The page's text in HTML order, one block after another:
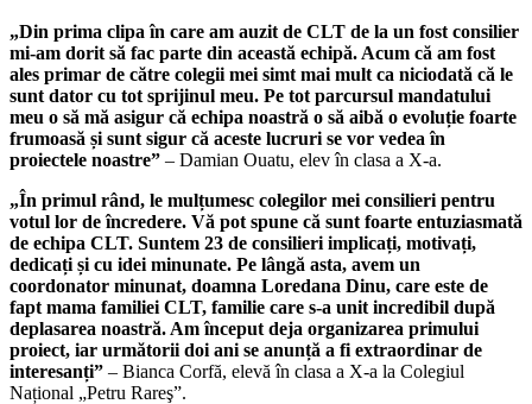
„Din prima clipa în care am auzit de CLT de la un fost consilier
mi-am dorit să fac parte din această echipă. Acum că am fost
ales primar de către colegii mei simt mai mult ca niciodată că le
sunt dator cu tot sprijinul meu. Pe tot parcursul mandatului
meu o să mă asigur că echipa noastră o să aibă o evoluție foarte
frumoasă și sunt sigur că aceste lucruri se vor vedea în
proiectele noastre” – Damian Ouatu, elev în clasa a X-a.
„În primul rând, le mulțumesc colegilor mei consilieri pentru
votul lor de încredere. Vă pot spune că sunt foarte entuziasmată
de echipa CLT. Suntem 23 de consilieri implicați, motivați,
dedicați și cu idei minunate. Pe lângă asta, avem un
coordonator minunat, doamna Loredana Dinu, care este de
fapt mama familiei CLT, familie care s-a unit incredibil după
deplasarea noastră. Am început deja organizarea primului
proiect, iar următorii doi ani se anunță a fi extraordinar de
interesanți” – Bianca Corfă, elevă în clasa a X-a la Colegiul
Național „Petru Rareş”.